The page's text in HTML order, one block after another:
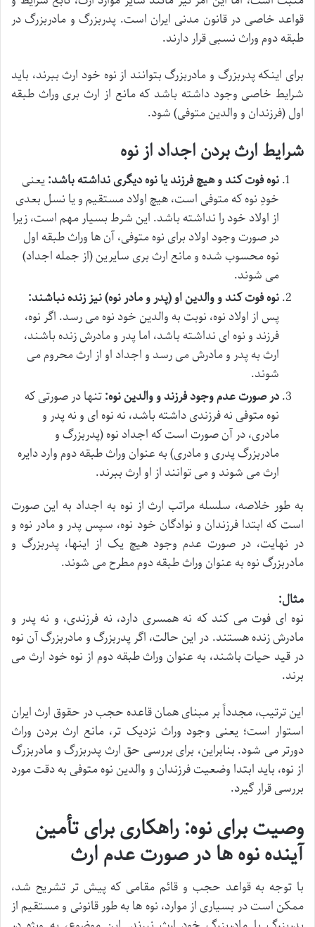
قواعد خاصی در قانون مدنی ایران است. پدربزرگ و مادربزرگ در
طبقه دوم وراث نسبی قرار دارند.
برای اینکه پدربزرگ و مادربزرگ بتوانند از نوه خود ارث ببرند، باید
شرایط خاصی وجود داشته باشد که مانع از ارث بری وراث طبقه
اول (فرزندان و والدین متوفی) شود.
شرایط ارث بردن اجداد از نوه
نوه فوت کند و هیچ فرزند یا نوه دیگری نداشته باشد:یعنی
خودِ نوه که متوفی است، هیچ اولاد مستقیم و یا نسل بعدی
از اولاد خود را نداشته باشد. این شرط بسیار مهم است، زیرا
در صورت وجود اولاد برای نوه متوفی، آن ها وراث طبقه اول
نوه محسوب شده و مانع ارث بری سایرین (از جمله اجداد)
می شوند.
نوه فوت کند و والدین او (پدر و مادر نوه) نیز زنده نباشند:
پس از اولاد نوه، نوبت به والدین خود نوه می رسد. اگر نوه،
فرزند و نوه ای نداشته باشد، اما پدر و مادرش زنده باشند،
ارث به پدر و مادرش می رسد و اجداد او از ارث محروم می
شوند.
در صورت عدم وجود فرزند و والدین نوه:تنها در صورتی که
نوه متوفی نه فرزندی داشته باشد، نه نوه ای و نه پدر و
مادری، در آن صورت است که اجداد نوه (پدربزرگ و
مادربزرگ پدری و مادری) به عنوان وراث طبقه دوم وارد دایره
ارث می شوند و می توانند از او ارث ببرند.
به طور خلاصه، سلسله مراتب ارث از نوه به اجداد به این صورت
است که ابتدا فرزندان و نوادگان خود نوه، سپس پدر و مادر نوه و
در نهایت، در صورت عدم وجود هیچ یک از اینها، پدربزرگ و
مادربزرگ نوه به عنوان وراث طبقه دوم مطرح می شوند.
مثال:
نوه ای فوت می کند که نه همسری دارد، نه فرزندی، و نه پدر و
مادرش زنده هستند. در این حالت، اگر پدربزرگ و مادربزرگ آن نوه
در قید حیات باشند، به عنوان وراث طبقه دوم از نوه خود ارث می
برند.
این ترتیب، مجدداً بر مبنای همان قاعده حجب در حقوق ارث ایران
استوار است؛ یعنی وجود وراث نزدیک تر، مانع ارث بردن وراث
دورتر می شود. بنابراین، برای بررسی حق ارث پدربزرگ و مادربزرگ
از نوه، باید ابتدا وضعیت فرزندان و والدین نوه متوفی به دقت مورد
بررسی قرار گیرد.
وصیت برای نوه: راهکاری برای تأمین
آینده نوه ها در صورت عدم ارث
با توجه به قواعد حجب و قائم مقامی که پیش تر تشریح شد،
ممکن است در بسیاری از موارد، نوه ها به طور قانونی و مستقیم از